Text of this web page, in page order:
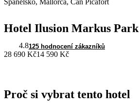
Španělsko, Mallorca, Can Picafort
Hotel Ilusion Markus Park
4.8125 hodnocení zákazníků
28 690 Kč14 590 Kč
Proč si vybrat tento hotel